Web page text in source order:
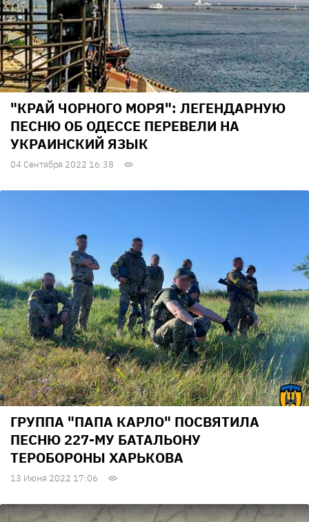
"КРАЙ ЧОРНОГО МОРЯ": ЛЕГЕНДАРНУЮ
ПЕСНЮ ОБ ОДЕССЕ ПЕРЕВЕЛИ НА
УКРАИНСКИЙ ЯЗЫК
04 Сентября 2022 16:38
ГРУППА "ПАПА КАРЛО" ПОСВЯТИЛА
ПЕСНЮ 227-МУ БАТАЛЬОНУ
ТЕРОБОРОНЫ ХАРЬКОВА
13 Июня 2022 17:06